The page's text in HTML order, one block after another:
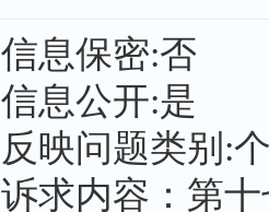
信息保密:否
信息公开:是
反映问题类别:
诉求内容：第